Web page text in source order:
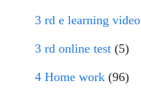
3 rd e learning video
3 rd online test (5)
4 Home work (96)